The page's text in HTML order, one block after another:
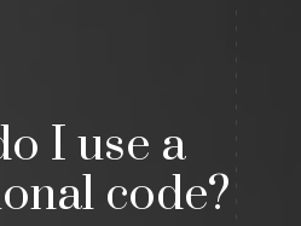
I use a
code?